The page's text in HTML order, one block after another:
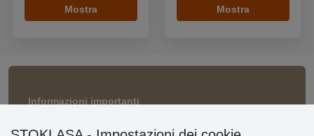
Mostra Mostra
Informazioni importanti